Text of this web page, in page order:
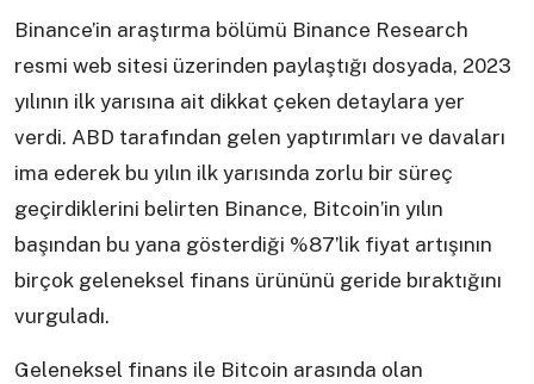
Binance’in araştırma bölümü Binance Research
resmi web sitesi üzerinden paylaştığı dosyada, 2023
yılının ilk yarısına ait dikkat çeken detaylara yer
verdi. ABD tarafından gelen yaptırımları ve davaları
ima ederek bu yılın ilk yarısında zorlu bir süreç
geçirdiklerini belirten Binance, Bitcoin’in yılın
başından bu yana gösterdiği %87’lik fiyat artışının
birçok geleneksel finans ürününü geride bıraktığını
vurguladı.
Geleneksel finans ile Bitcoin arasında olan